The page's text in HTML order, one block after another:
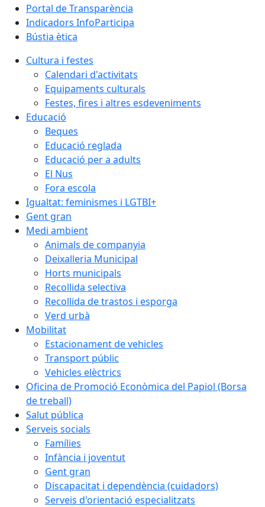
Portal de Transparència
Indicadors InfoParticipa
Bústia ètica
Cultura i festes
Calendari d'activitats
Equipaments culturals
Festes, fires i altres esdeveniments
Educació
Beques
Educació reglada
Educació per a adults
El Nus
Fora escola
Igualtat: feminismes i LGTBI+
Gent gran
Medi ambient
Animals de companyia
Deixalleria Municipal
Horts municipals
Recollida selectiva
Recollida de trastos i esporga
Verd urbà
Mobilitat
Estacionament de vehicles
Transport públic
Vehicles elèctrics
Oficina de Promoció Econòmica del Papiol (Borsa
de treball)
Salut pública
Serveis socials
Famílies
Infància i joventut
Gent gran
Discapacitat i dependència (cuidadors)
Serveis d'orientació especialitzats